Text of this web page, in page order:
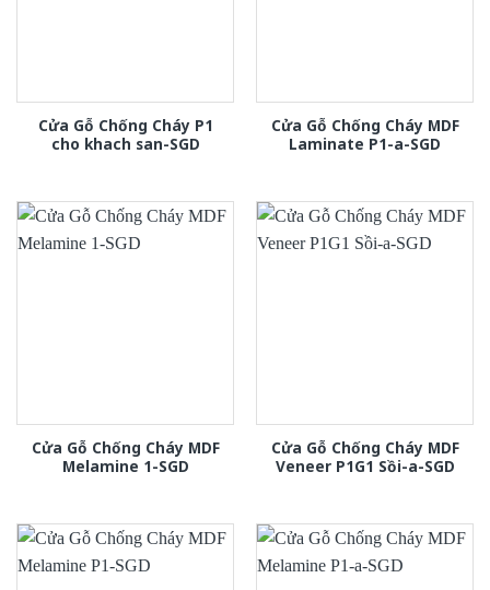
Cửa Gỗ Chống Cháy P1
cho khach san-SGD
Cửa Gỗ Chống Cháy MDF
Laminate P1-a-SGD
Cửa Gỗ Chống Cháy MDF
Melamine 1-SGD
Cửa Gỗ Chống Cháy MDF
Veneer P1G1 Sồi-a-SGD